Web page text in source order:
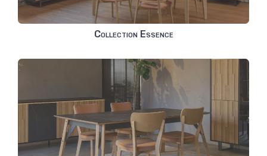
Collection Essence